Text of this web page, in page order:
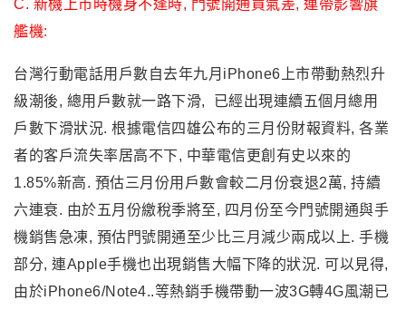
台灣行動電話用戶數自去年九月iPhone6上市帶動熱烈升
級潮後, 總用戶數就一路下滑, 已經出現連續五個月總用
戶數下滑狀況. 根據電信四雄公布的三月份財報資料, 各業
者的客戶流失率居高不下, 中華電信更創有史以來的
1.85%新高. 預估三月份用戶數會較二月份衰退2萬, 持續
六連衰. 由於五月份繳稅季將至, 四月份至今門號開通與手
機銷售急凍, 預估門號開通至少比三月減少兩成以上. 手機